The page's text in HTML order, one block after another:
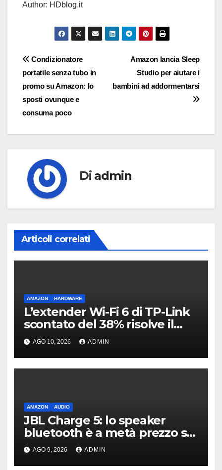
Author: HDblog.it
Navigazione
articoli
Amazon lancia Sleep
Studio per aiutare i
bambini ad addormentarsi
Condizionatore
portatile senza tubo in
promo su Amazon: lo
sposti ovunque e
consuma poco
Di admin
Articoli correlati
AMAZON HARDWARE
L’extender Wi-Fi 6 di TP-Link
scontato del 38% risolve il
problema delle zone morte
AGO 10, 2026 ADMIN
AMAZON AUDIO
JBL Charge 5: lo speaker
bluetooth è a metà prezzo su
Amazon
AGO 9, 2026 ADMIN